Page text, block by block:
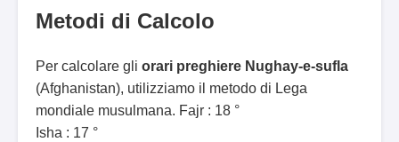
Metodi di Calcolo
Per calcolare gli orari preghiere Nughay-e-sufla
(Afghanistan), utilizziamo il metodo di Lega
mondiale musulmana. Fajr : 18 °
Isha : 17 °